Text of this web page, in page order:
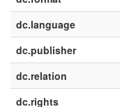
dc.language
dc.publisher
dc.relation
dc.rights